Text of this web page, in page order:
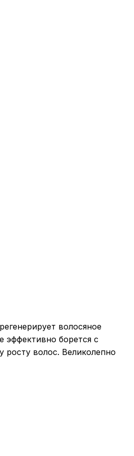
волосяное
эффективно борется с
росту волос. Великолепно